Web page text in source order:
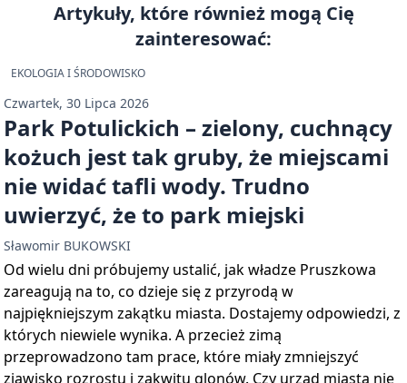
Artykuły, które również mogą Cię
zainteresować:
EKOLOGIA I ŚRODOWISKO
Czwartek, 30 Lipca 2026
Park Potulickich – zielony, cuchnący
kożuch jest tak gruby, że miejscami
nie widać tafli wody. Trudno
uwierzyć, że to park miejski
Sławomir BUKOWSKI
Od wielu dni próbujemy ustalić, jak władze Pruszkowa
zareagują na to, co dzieje się z przyrodą w
najpiękniejszym zakątku miasta. Dostajemy odpowiedzi, z
których niewiele wynika. A przecież zimą
przeprowadzono tam prace, które miały zmniejszyć
zjawisko rozrostu i zakwitu glonów. Czy urząd miasta nie